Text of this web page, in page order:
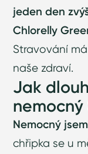
jeden den
Chlorelly
Stravování
naše zdraví.
Jak
nemocný
Nemocný
chřipka se u